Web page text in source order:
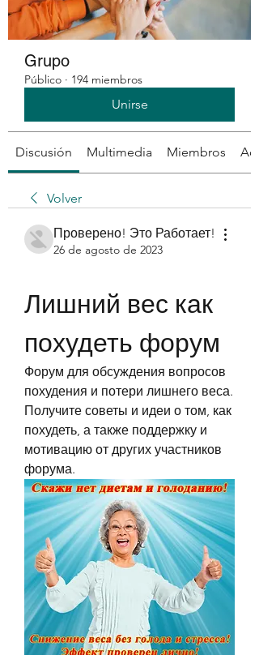
Grupo
Público · 194 miembros
Unirse
Discusión Multimedia Miembros
Volver
Проверено! Это Работает!
26 de agosto de 2023
Лишний вес как
похудеть форум
Форум для обсуждения вопросов
похудения и потери лишнего веса.
Получите советы и идеи о том, как
похудеть, а также поддержку и
мотивацию от других участников
форума.